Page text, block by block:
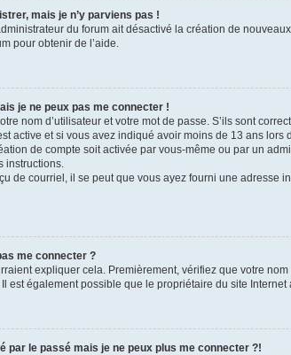
mais je n’y parviens pas !
du forum ait désactivé la création de
pour obtenir de l’aide.
je ne peux pas me connecter !
nom d’utilisateur et votre mot de passe. S’ils sont
active et si vous avez indiqué avoir moins de 13 ans
de compte soit activée par vous-même ou par un
instructions.
de courriel, il se peut que vous ayez fourni une adresse
me connecter ?
expliquer cela. Premièrement, vérifiez que votre
est également possible que le propriétaire du site
par le passé mais je ne peux plus me connecter ?!